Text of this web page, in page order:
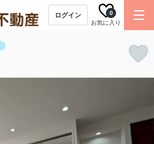
ログイン
お気に入り
0